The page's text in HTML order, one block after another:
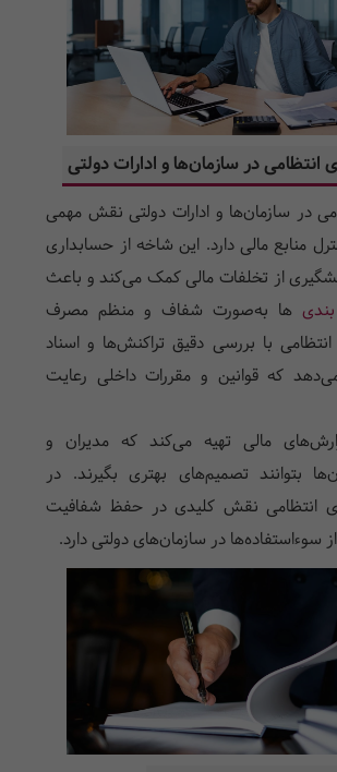
در سازمان‌ها و ادارات دولتی
در سازمان‌ها و ادارات دولتی نقش مهمی
منابع مالی دارد. این شاخه از حسابداری
از تخلفات مالی کمک می‌کند و باعث
ها به‌صورت شفاف و منظم مصرف
با بررسی دقیق تراکنش‌ها و اسناد
که قوانین و مقررات داخلی رعایت
مالی تهیه می‌کند که مدیران و
بتوانند تصمیم‌های بهتری بگیرند. در
انتظامی نقش کلیدی در حفظ شفافیت
سوءاستفاده‌ها در سازمان‌های دولتی دارد.